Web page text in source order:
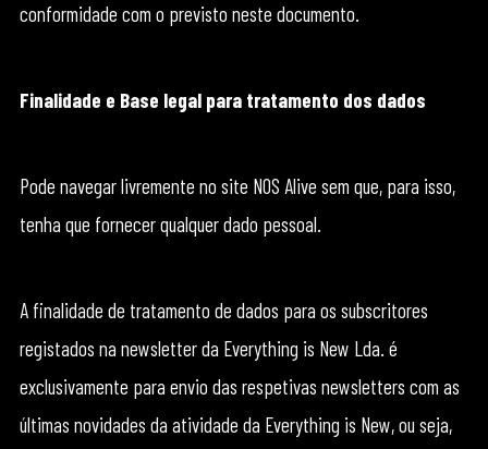
conformidade com o previsto neste documento.
Finalidade e Base legal para tratamento dos dados
Pode navegar livremente no site NOS Alive sem que, para isso,
tenha que fornecer qualquer dado pessoal.
A finalidade de tratamento de dados para os subscritores
registados na newsletter da Everything is New Lda. é
exclusivamente para envio das respetivas newsletters com as
últimas novidades da atividade da Everything is New, ou seja,